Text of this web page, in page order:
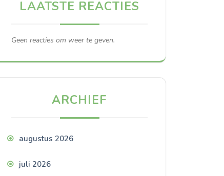
LAATSTE REACTIES
Geen reacties om weer te geven.
ARCHIEF
augustus 2026
juli 2026